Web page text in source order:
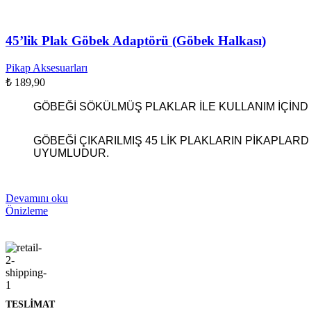
45’lik Plak Göbek Adaptörü (Göbek Halkası)
Pikap Aksesuarları
₺ 189,90
GÖBEĞİ SÖKÜLMÜŞ PLAKLAR İLE KULLANIM
GÖBEĞİ ÇIKARILMIŞ 45 LİK PLAKLARIN
UYUMLUDUR.
Devamını oku
Önizleme
TESLİMAT